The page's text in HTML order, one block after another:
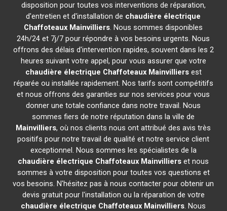
disposition pour toutes vos interventions de réparation,
d'entretien et d'installation de chaudière électrique
Chaffoteaux Mainvilliers. Nous sommes disponibles
24h/24 et 7j/7 pour répondre à vos besoins urgents. Nous
offrons des délais d'intervention rapides, souvent dans les 2
heures suivant votre appel, pour vous assurer que votre
chaudière électrique Chaffoteaux Mainvilliersest
réparée ou installée rapidement. Nos tarifs sont compétitifs
et nous offrons des garanties sur nos services pour vous
donner une totale confiance dans notre travail. Nous
sommes fiers de notre réputation dans la ville de
Mainvilliers, où nos clients nous ont attribué des avis très
positifs pour notre travail de qualité et notre service client
exceptionnel. Nous sommes les spécialistes de la
chaudière électrique Chaffoteaux Mainvilliers et nous
sommes à votre disposition pour toutes vos questions et
vos besoins. N'hésitez pas à nous contacter pour obtenir un
devis gratuit pour l'installation ou la réparation de votre
chaudière électrique Chaffoteaux Mainvilliers. Nous